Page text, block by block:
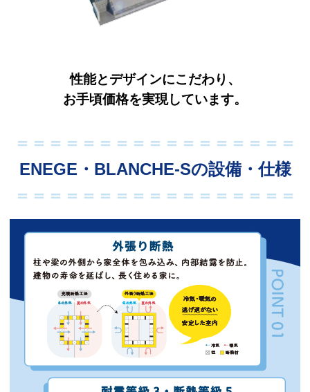
性能とデザインにこだわり、
お手頃価格を実現しています。
＝＝＝＝＝＝＝＝＝＝＝＝＝＝＝＝＝
ENEGE・BLANCHE-Sの設備・仕様
＝＝＝＝＝＝＝＝＝＝＝＝＝＝＝＝＝